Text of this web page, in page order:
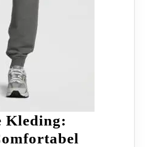
Kleding: